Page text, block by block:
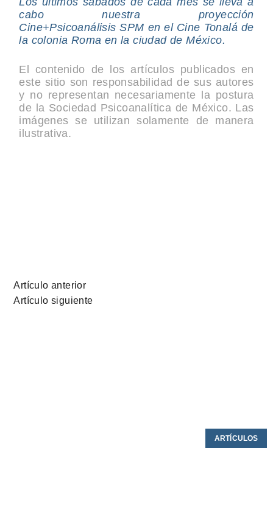
cabo nuestra proyección
Cine+Psicoanálisis SPM en el Cine Tonalá de
la colonia Roma en la ciudad de México.
El contenido de los artículos publicados en
este sitio son responsabilidad de sus autores
y no representan necesariamente la postura
de la Sociedad Psicoanalítica de México. Las
imágenes se utilizan solamente de manera
ilustrativa.
Artículo anterior
Artículo siguiente
ARTÍCULOS